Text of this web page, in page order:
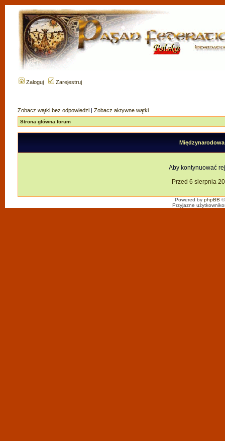
Zaloguj Zarejestruj
Zobacz wątki bez odpowiedzi | Zobacz aktywne wątki
Strona główna forum
Aby kontynuować
Przed 6 sierpnia
Powered by phpBB
Przyjazne